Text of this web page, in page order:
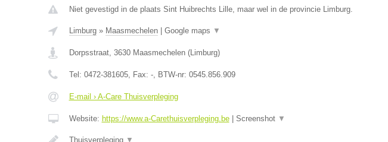
Niet gevestigd in de plaats Sint Huibrechts Lille, maar wel in de provincie Limburg.
Limburg» Maasmechelen| Google maps ▼
Dorpsstraat, 3630 Maasmechelen(Limburg)
Tel: 0472-381605, Fax: -, BTW-nr: 0545.856.909
E-mail › A-Care Thuisverpleging
Website: https://www.a-Carethuisverpleging.be| Screenshot ▼
Thuisverpleging ▼